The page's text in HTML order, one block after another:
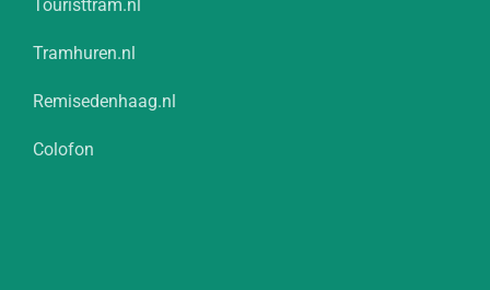
Touristtram.nl
Tramhuren.nl
Remisedenhaag.nl
Colofon